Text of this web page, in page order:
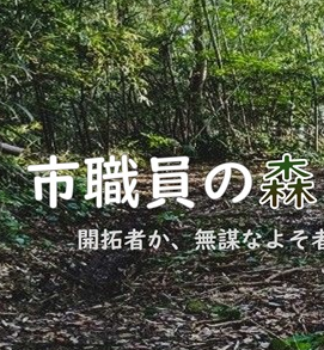
ご案内
ね・・・」